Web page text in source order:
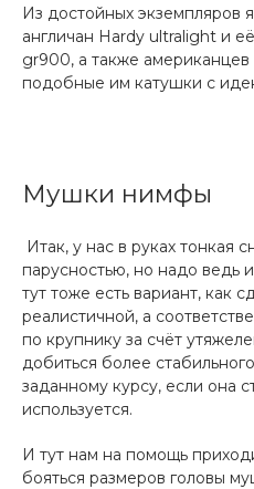
Из достойных экземпляров
англичан Hardy ultralight и
gr900, а также
подобные им катушки с
Мушки нимфы
Итак, у нас в руках тонкая
парусностью, но надо ведь
тут тоже есть вариант, как
реалистичной, а
по крупнику за счёт
добиться более
заданному курсу, если она
используется.
И тут нам на помощь
бояться размеров головы